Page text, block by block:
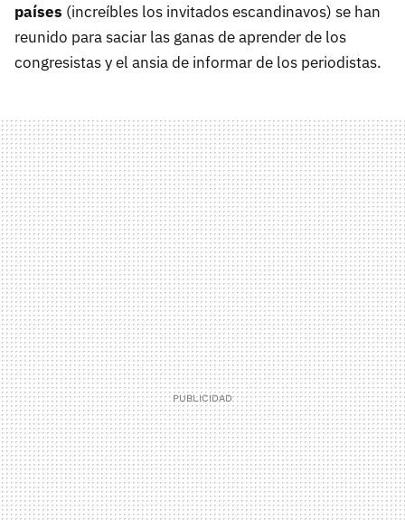
países (increíbles los invitados escandinavos) se han
reunido para saciar las ganas de aprender de los
congresistas y el ansia de informar de los periodistas.